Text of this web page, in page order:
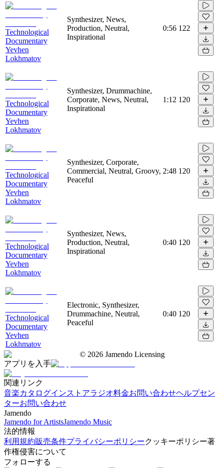
Technological
Documentary
Yevhen
Lokhmatov
Synthesizer, News,
Production, Neutral,
Inspirational
0:56 122
Technological
Documentary
Yevhen
Lokhmatov
Synthesizer, Drummachine,
Corporate, News, Neutral,
Inspirational
1:12 120
Technological
Documentary
Yevhen
Lokhmatov
Synthesizer, Corporate,
Commercial, Neutral, Groovy,
Peaceful
2:48 120
Technological
Documentary
Yevhen
Lokhmatov
Synthesizer, News,
Production, Neutral,
Inspirational
0:40 120
Technological
Documentary
Yevhen
Lokhmatov
Electronic, Synthesizer,
Drummachine, Neutral,
Peaceful
0:40 120
© 2026 Jamendo Licensing
アプリを入手
関連リンク
音楽カタログインストアラジオ料金お問い合わせヘルプセン
ターお問い合わせ
Jamendo
Jamendo for ArtistsJamendo Music
法的情報
利用規約販売条件プライバシーポリシークッキーポリシー著
作権侵害について
フォローする